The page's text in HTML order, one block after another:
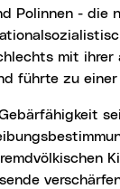
mit ihrer
führte zu